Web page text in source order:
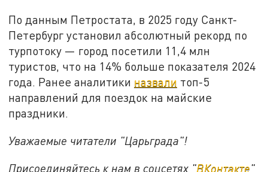
По данным Петростата, в 2025 году Санкт-
Петербург установил абсолютный рекорд по
турпотоку — город посетили 11,4 млн
туристов, что на 14% больше показателя 2024
года. Ранее аналитики назвали топ-5
направлений для поездок на майские
праздники.
Уважаемые читатели "Царьграда"!
Присоединяйтесь к нам в соцсетях "ВКонтакте"